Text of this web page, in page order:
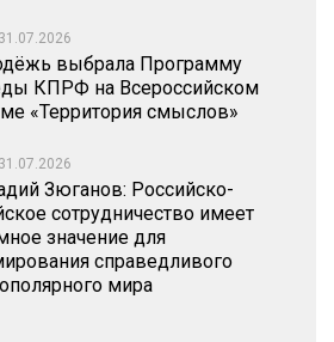
31.07.2026
выбрала Программу
КПРФ на Всероссийском
«Территория смыслов»
31.07.2026
Зюганов: Российско-
сотрудничество имеет
значение для
справедливого
мира